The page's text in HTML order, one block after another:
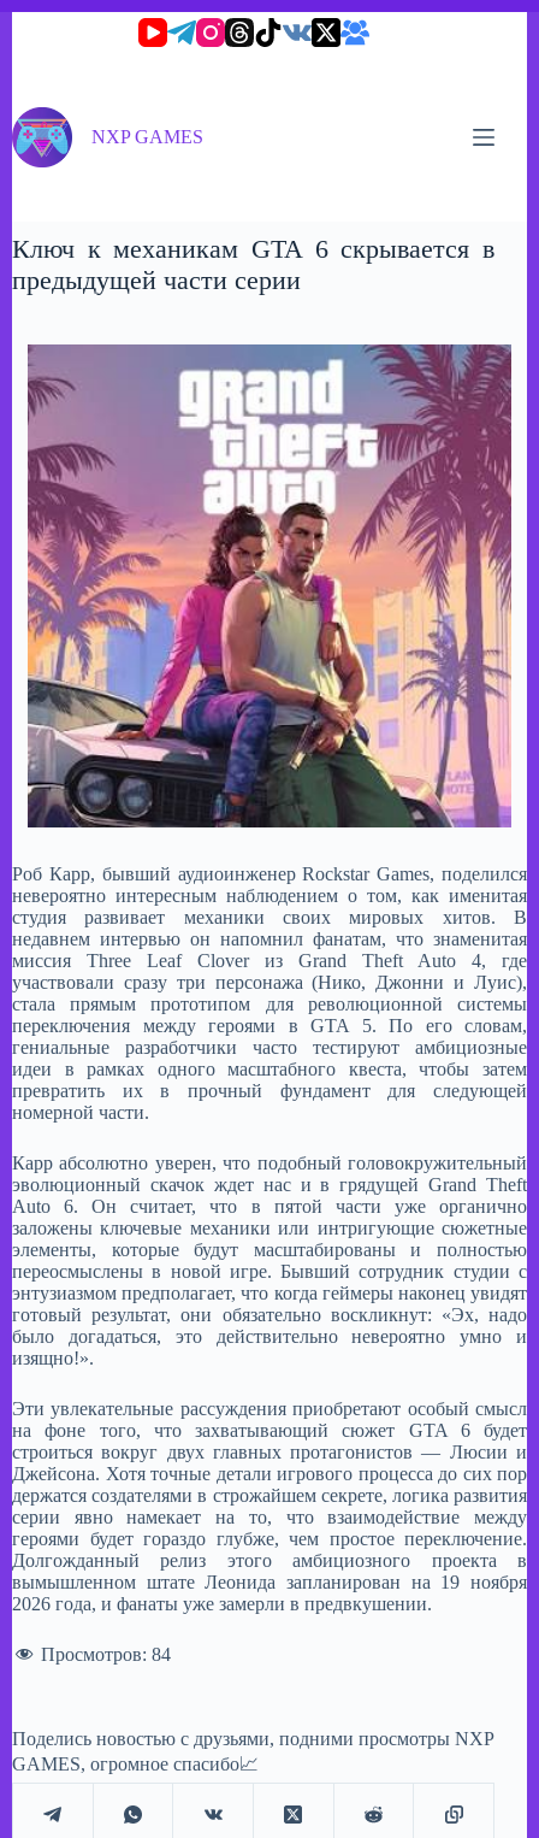
NXP GAMES
Ключ к механикам GTA 6 скрывается в
предыдущей части серии
Роб Карр, бывший аудиоинженер Rockstar Games, поделился
невероятно интересным наблюдением о том, как именитая
студия развивает механики своих мировых хитов. В
недавнем интервью он напомнил фанатам, что знаменитая
миссия Three Leaf Clover из Grand Theft Auto 4, где
участвовали сразу три персонажа (Нико, Джонни и Луис),
стала прямым прототипом для революционной системы
переключения между героями в GTA 5. По его словам,
гениальные разработчики часто тестируют амбициозные
идеи в рамках одного масштабного квеста, чтобы затем
превратить их в прочный фундамент для следующей
номерной части.​
Карр абсолютно уверен, что подобный головокружительный
эволюционный скачок ждет нас и в грядущей Grand Theft
Auto 6. Он считает, что в пятой части уже органично
заложены ключевые механики или интригующие сюжетные
элементы, которые будут масштабированы и полностью
переосмыслены в новой игре. Бывший сотрудник студии с
энтузиазмом предполагает, что когда геймеры наконец увидят
готовый результат, они обязательно воскликнут: «Эх, надо
было догадаться, это действительно невероятно умно и
изящно!».​
Эти увлекательные рассуждения приобретают особый смысл
на фоне того, что захватывающий сюжет GTA 6 будет
строиться вокруг двух главных протагонистов — Люсии и
Джейсона. Хотя точные детали игрового процесса до сих пор
держатся создателями в строжайшем секрете, логика развития
серии явно намекает на то, что взаимодействие между
героями будет гораздо глубже, чем простое переключение.
Долгожданный релиз этого амбициозного проекта в
вымышленном штате Леонида запланирован на 19 ноября
2026 года, и фанаты уже замерли в предвкушении.
Просмотров: 84
Поделись новостью с друзьями, подними просмотры NXP
GAMES, огромное спасибо📈